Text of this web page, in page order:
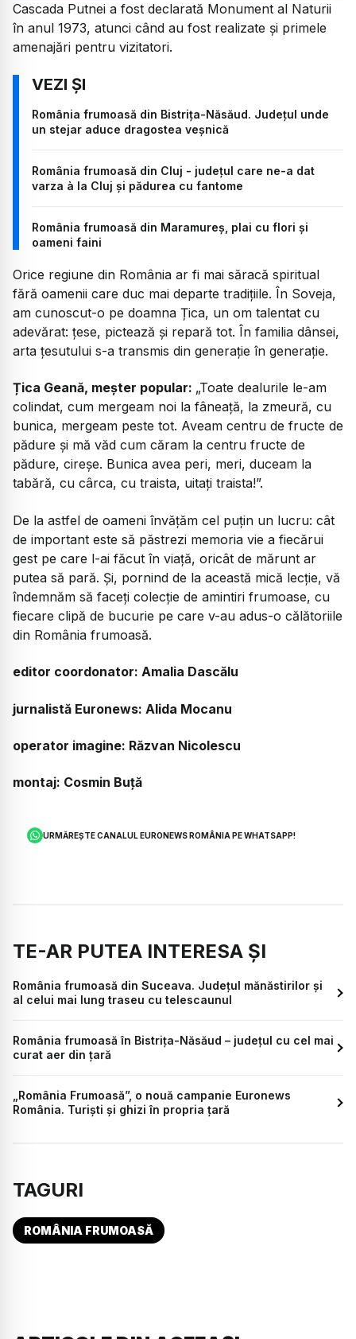
Cascada Putnei a fost declarată Monument al Naturii
în anul 1973, atunci când au fost realizate și primele
amenajări pentru vizitatori.
România frumoasă din Bistrița-Năsăud. Județul unde
un stejar aduce dragostea veșnică
România frumoasă din Cluj - județul care ne-a dat
varza à la Cluj și pădurea cu fantome
România frumoasă din Maramureș, plai cu flori și
oameni faini
Orice regiune din România ar fi mai săracă spiritual
fără oamenii care duc mai departe tradițiile. În Soveja,
am cunoscut-o pe doamna Țica, un om talentat cu
adevărat: țese, pictează și repară tot. În familia dânsei,
arta țesutului s-a transmis din generație în generație.
Țica Geană, meșter popular: „Toate dealurile le-am
colindat, cum mergeam noi la fâneață, la zmeură, cu
bunica, mergeam peste tot. Aveam centru de fructe de
pădure și mă văd cum căram la centru fructe de
pădure, cireșe. Bunica avea peri, meri, duceam la
tabără, cu cârca, cu traista, uitați traista!”.
De la astfel de oameni învățăm cel puțin un lucru: cât
de important este să păstrezi memoria vie a fiecărui
gest pe care l-ai făcut în viață, oricât de mărunt ar
putea să pară. Și, pornind de la această mică lecție, vă
îndemnăm să faceți colecție de amintiri frumoase, cu
fiecare clipă de bucurie pe care v-au adus-o călătoriile
din România frumoasă.
editor coordonator: Amalia Dascălu
jurnalistă Euronews: Alida Mocanu
operator imagine: Răzvan Nicolescu
montaj: Cosmin Buță
URMĂREȘTE CANALUL EURONEWS ROMÂNIA PE WHATSAPP!
TE-AR PUTEA INTERESA ȘI
România frumoasă din Suceava. Județul mănăstirilor și
al celui mai lung traseu cu telescaunul
România frumoasă în Bistrița-Năsăud – județul cu cel mai
curat aer din țară
„România Frumoasă”, o nouă campanie Euronews
România. Turiști și ghizi în propria țară
TAGURI
ROMÂNIA FRUMOASĂ